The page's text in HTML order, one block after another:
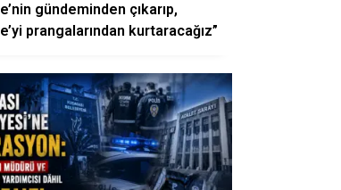
gündeminden çıkarıp,
prangalarından kurtaracağız”